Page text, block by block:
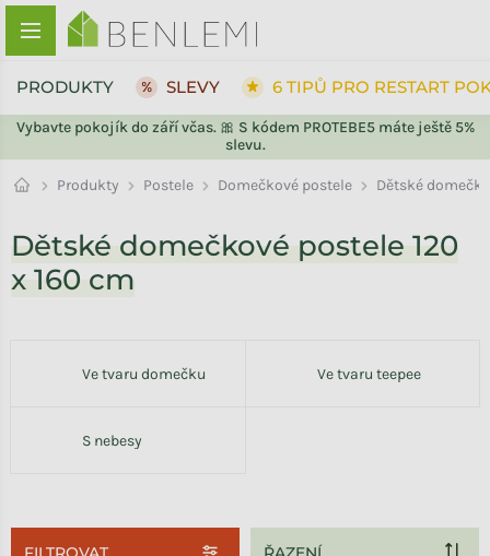
Přejít na obsah
Vybavte pokojík do září včas. 🎀 S kódem PROTEBE5 máte ještě 5%
slevu.
PRODUKTY SLEVY 6 TIPŮ PRO RESTART
Produkty Postele Domečkové postele Dětské
Dětské domečkové postele 120
x 160 cm
Ve tvaru domečku Ve tvaru teepee
S nebesy